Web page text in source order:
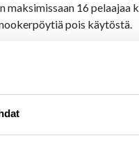
maksimissaan 16 pelaajaa
pois käytöstä.
Keilahallin pinta-ala on
40 heittäjää,
henkilömäärää neljää